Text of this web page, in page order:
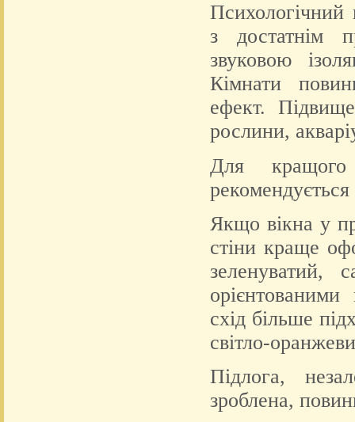
Психологічний
з достатнім
звуковою
Кімнати
ефект.
рослини,
Для кращого
Якщо вікна у
стіни краще
зеленуватий,
орієнтованими
схід більше
світло-
Підлога,
зроблена,